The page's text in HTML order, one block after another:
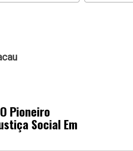
Pioneiro
Social Em